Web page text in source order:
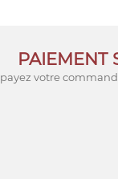
PAIEMENT
payez votre